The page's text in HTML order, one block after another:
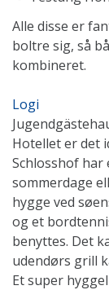
Alle disse er
boltre sig, så
kombineret.
Logi
Hotellet er det
Schlosshof har
sommerdage
hygge ved
og et
benyttes. Det
udendørs grill
Et super